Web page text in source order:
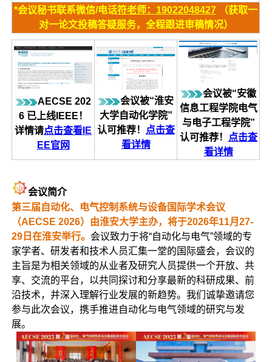
*会议秘书联系微信/电话符老师：19022048427 （获取一
对一论文投稿答疑服务，全程跟进审稿情况）
AECSE 202
6 已上线IEEE！
详情请点击查看IE
EE官网
会议被“淮安
大学自动化学院”
认可推荐！
点击查
看详情
会议被“安徽
信息工程学院电气
与电子工程学院”
认可推荐！
点击查
看详情
会议简介
第三届自动化、电气控制系统与设备国际学术会议
（AECSE 2026）由淮安大学主办，将于2026年11月27-
29日在淮安举行。 会议致力于将“自动化与电气”领域的专
家学者、研发者和技术人员汇集一堂的国际盛会，会议的
主旨是为相关领域的从业者及研究人员提供一个开放、共
享、交流的平台，以共同探讨和分享最新的科研成果、前
沿技术，并深入理解行业发展的新趋势。我们诚挚邀请您
参与此次会议，携手推进自动化与电气领域的研究与发
展。